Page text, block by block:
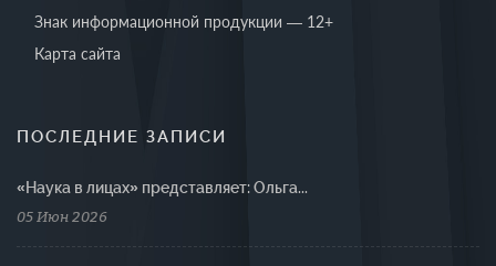
Знак информационной продукции — 12+
Карта сайта
ПОСЛЕДНИЕ ЗАПИСИ
«Наука в лицах» представляет: Ольга...
05 Июн 2026